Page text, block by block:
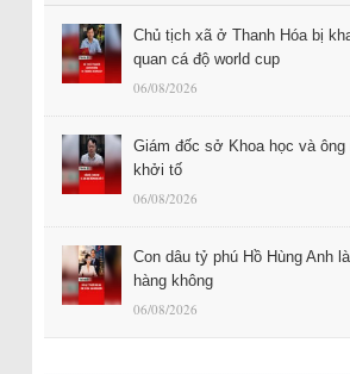
Chủ tịch xã ở Thanh Hóa bị
quan cá độ world cup
06/08/2026
Giám đốc sở Khoa học và ông
khởi tố
06/08/2026
Con dâu tỷ phú Hồ Hùng Anh
hàng không
06/08/2026